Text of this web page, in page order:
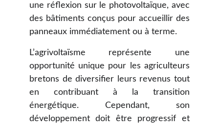
une réflexion sur le photovoltaïque, avec
des bâtiments conçus pour accueillir des
panneaux immédiatement ou à terme.
L’agrivoltaïsme représente une
opportunité unique pour les agriculteurs
bretons de diversifier leurs revenus tout
en contribuant à la transition
énergétique. Cependant, son
développement doit être progressif et